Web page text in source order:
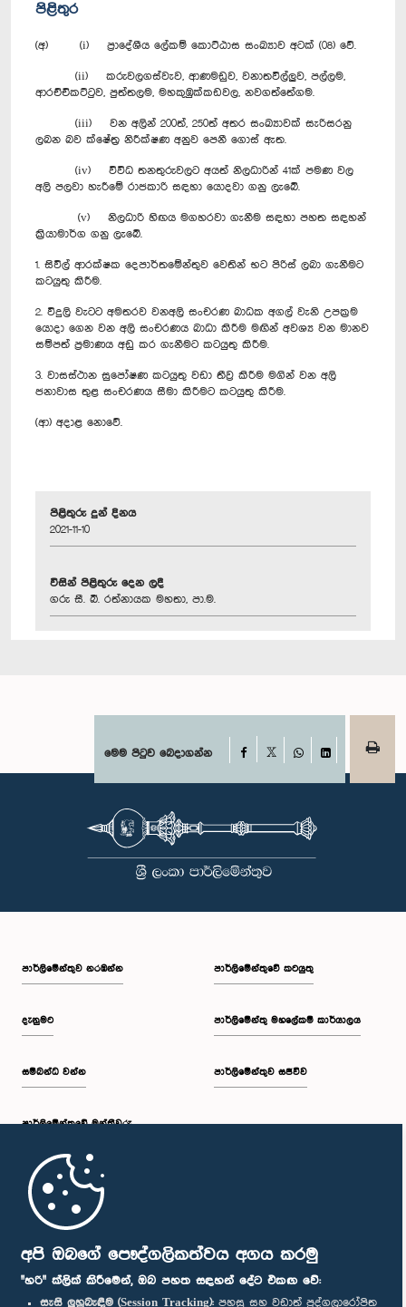
අපි ඔබගේ පෞද්ගලිකත්වය අගය කරමු
"හරි" ක්ලික් කිරීමෙන්, ඔබ පහත සඳහන් දේට එකඟ වේ:
සැසි ලුහුබැඳීම (Session Tracking): පහසු සහ වඩාත් පුද්ගලාරෝපිත
පිළිතුර
(අ) (i) ප්‍රාදේශීය ලේකම් කොට්ඨාස සංඛ්‍යාව අටක් (08) වේ.
(ii) කරුවලගස්වැව, ආණමඩුව, වනාතවිල්ලුව, පල්ලම,
ආරච්චිකට්ටුව, පුත්තලම, මහකුඹුක්කඩවල, නවගත්තේගම.
(iii) වන අලින් 200ත්, 250ත් අතර සංඛ්‍යාවක් සැරිසරනු
ලබන බව ක්ෂේත්‍ර නිරීක්ෂණ අනුව පෙනී ගොස් ඇත.
(iv) විවිධ තනතුරුවලට අයත් නිලධාරින් 41ක් පමණ වල
අලි පලවා හැරීමේ රාජකාරි සඳහා යොදවා ගනු ලැබේ.
(v) නිලධාරි හිඟය මගහරවා ගැනීම සඳහා පහත සඳහන්
ක්‍රියාමාර්ග ගනු ලැබේ.
1. සිවිල් ආරක්ෂක දෙපාර්තමේන්තුව වෙතින් භට පිරිස් ලබා ගැනීමට
කටයුතු කිරීම.
2. විදුලි වැටට අමතරව වනඅලි සංචරණ බාධක අගල් වැනි උපක්‍රම
යොදා ගෙන වන අලි සංචරණය බාධා කිරීම මඟින් අවශ්‍ය වන මානව
සම්පත් ප්‍රමාණය අඩු කර ගැනීමට කටයුතු කිරීම.
3. වාසස්ථාන සුපෝෂණ කටයුතු වඩා තීව්‍ර කිරීම මගින් වන අලි
ජනාවාස තුළ සංචරණය සීමා කිරීමට කටයුතු කිරීම.
(ආ) අදාළ නොවේ.
පිළිතුරු දුන් දිනය
2021-11-10
විසින් පිළිතුරු දෙන ලදී
ගරු සී. බී. රත්නායක මහතා, පා.ම.
මෙම පිටුව බෙදාගන්න Facebook
WhatsAppLinkedIn
පාර්ලි‌මේන්තුව නරඹන්න
දැනුමට
සම්බන්ධ වන්න
පාර්ලි‌මේන්තුවේ මන්ත්‍රීවරු
මුල් පිටුව
පාර්ලිමේන්තුවේ කටයුතු
පාර්ලිමේන්තු මහලේකම් කාර්යාලය
පාර්ලිමේන්තුව සජීවීව
පාර්ලිමේන්තු ජංගම යෙදුම